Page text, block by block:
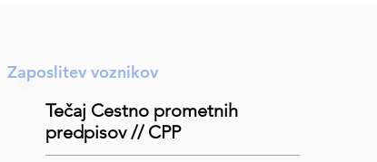
Tečaj Cestno prometnih
predpisov // CPP
Zaposlitev voznikov